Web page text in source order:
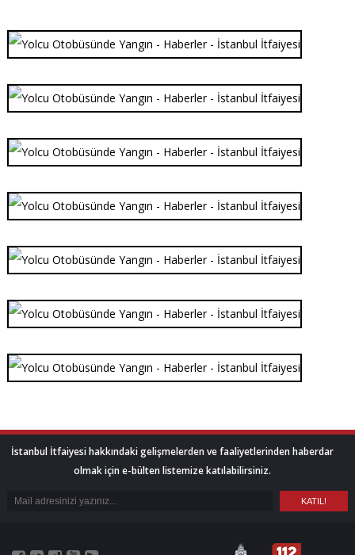
İstanbul İtfaiyesi hakkındaki gelişmelerden ve faaliyetlerinden haberdar
olmak için e-bülten listemize katılabilirsiniz.